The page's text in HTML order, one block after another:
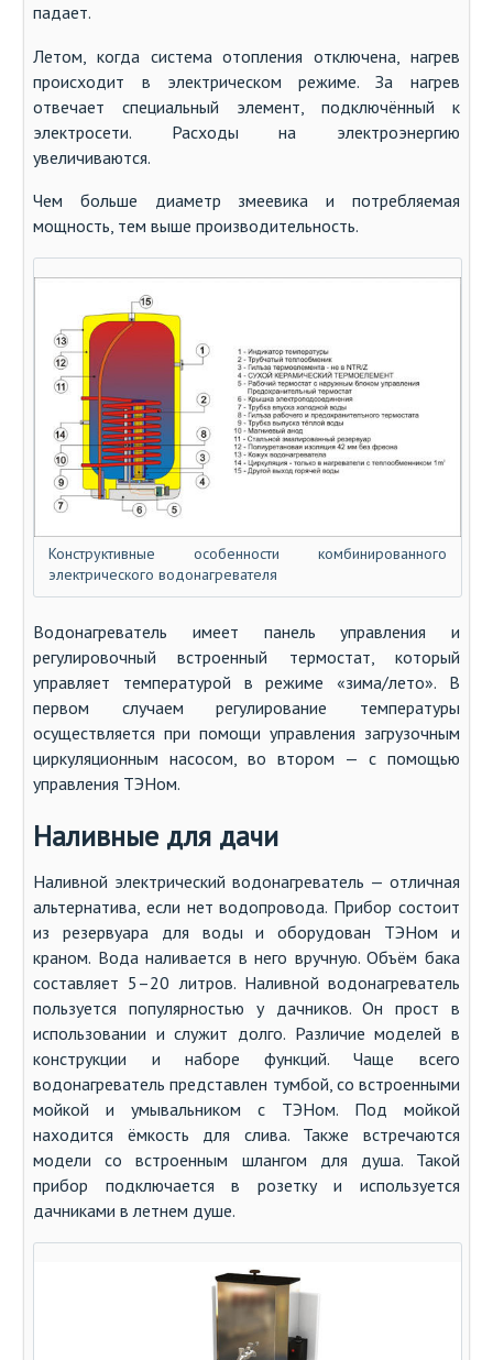
падает.
Летом, когда система отопления отключена, нагрев
происходит в электрическом режиме. За нагрев
отвечает специальный элемент, подключённый к
электросети. Расходы на электроэнергию
увеличиваются.
Чем больше диаметр змеевика и потребляемая
мощность, тем выше производительность.
Конструктивные особенности комбинированного
электрического водонагревателя
Водонагреватель имеет панель управления и
регулировочный встроенный термостат, который
управляет температурой в режиме «зима/лето». В
первом случаем регулирование температуры
осуществляется при помощи управления загрузочным
циркуляционным насосом, во втором — с помощью
управления ТЭНом.
Наливные для дачи
Наливной электрический водонагреватель — отличная
альтернатива, если нет водопровода. Прибор состоит
из резервуара для воды и оборудован ТЭНом и
краном. Вода наливается в него вручную. Объём бака
составляет 5–20 литров. Наливной водонагреватель
пользуется популярностью у дачников. Он прост в
использовании и служит долго. Различие моделей в
конструкции и наборе функций. Чаще всего
водонагреватель представлен тумбой, со встроенными
мойкой и умывальником с ТЭНом. Под мойкой
находится ёмкость для слива. Также встречаются
модели со встроенным шлангом для душа. Такой
прибор подключается в розетку и используется
дачниками в летнем душе.